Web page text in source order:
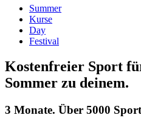
Summer
Kurse
Day
Festival
Kostenfreier Sport
Sommer zu deinem.
3 Monate. Über 5000